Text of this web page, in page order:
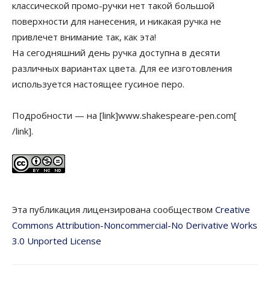
классической промо-ручки нет такой большой
поверхности для нанесения, и никакая ручка не
привлечет внимание так, как эта!
На сегодняшний день ручка доступна в десяти
различных вариантах цвета. Для ее изготовления
используется настоящее гусиное перо.
Подробности — на [link]www.shakespeare-pen.com[
/link].
Эта публикация лицензирована сообществом Creative
Commons Attribution-Noncommercial-No Derivative Works
3.0 Unported License